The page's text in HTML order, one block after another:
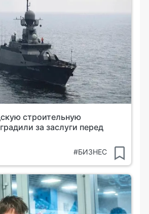
строительную
за заслуги перед
#БИЗНЕС